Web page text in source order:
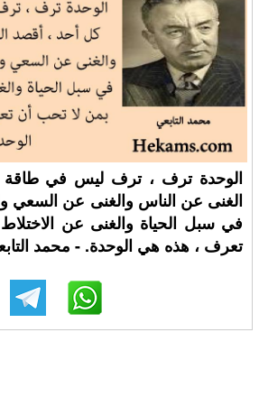
الوحدة ترف ، ترف ليس في
الغنى عن الناس والغنى عن السعي
في سبل الحياة والغنى عن
تعرف ، هذه هي الوحدة. - محمد